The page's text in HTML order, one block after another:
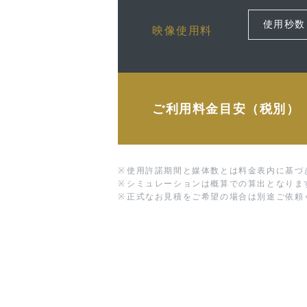
映像使用料
ご利用料金目安（税別）
※ 使用許諾期間と媒体数とは料金表内に基づ
※ シミュレーションは概算での算出となりま
※ 正式なお見積をご希望の場合は別途ご依頼